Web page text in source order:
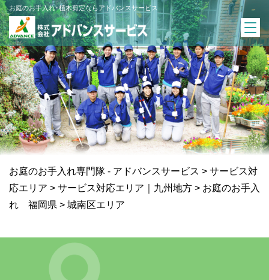
お庭のお手入れ･植木剪定ならアドバンスサービス
お庭のお手入れ専門隊 - アドバンスサービス > サービス対
応エリア > サービス対応エリア｜九州地方 > お庭のお手入
れ 福岡県 > 城南区エリア